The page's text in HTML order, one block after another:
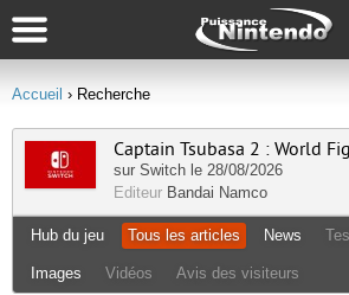
Accueil › Recherche
Captain Tsubasa 2 : World
sur Switch le 28/08/2026
Editeur Bandai Namco
Hub du jeu Tous les articles News
Images Vidéos Avis des visiteurs